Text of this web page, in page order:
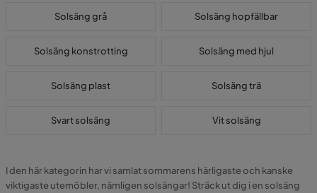
Solsäng grå Solsäng hopfällbar
Solsäng konstrotting Solsäng med hjul
Solsäng plast Solsäng trä
Svart solsäng Vit solsäng
I den här kategorin har vi samlat sommarens härligaste och kanske
viktigaste utemöbler, nämligen solsängar! Sträck ut dig i en solsäng